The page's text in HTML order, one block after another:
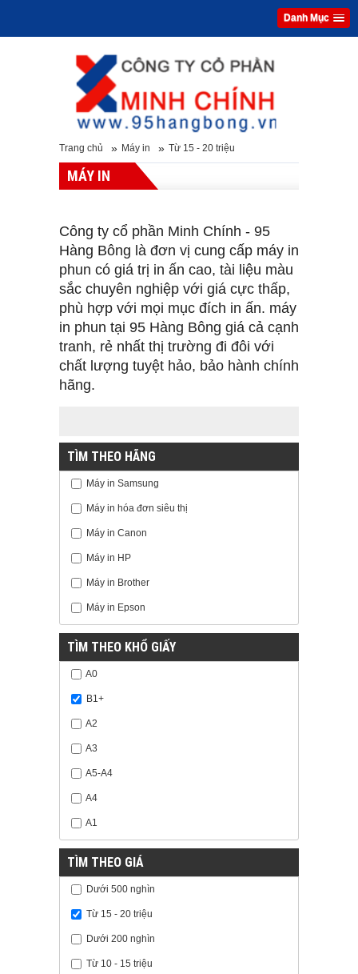
Danh Mục
Trang chủ » Máy in » Từ 15 - 20 triệu
MÁY IN
Công ty cổ phần Minh Chính - 95
Hàng Bông là đơn vị cung cấp máy in
phun có giá trị in ấn cao, tài liệu màu
sắc chuyên nghiệp với giá cực thấp,
phù hợp với mọi mục đích in ấn. máy
in phun tại 95 Hàng Bông giá cả cạnh
tranh, rẻ nhất thị trường đi đôi với
chất lượng tuyệt hảo, bảo hành chính
hãng.
TÌM THEO HÃNG
Máy in Samsung
Máy in hóa đơn siêu thị
Máy in Canon
Máy in HP
Máy in Brother
Máy in Epson
TÌM THEO KHỔ GIẤY
A0
B1+
A2
A3
A5-A4
A4
A1
TÌM THEO GIÁ
Dưới 500 nghìn
Từ 15 - 20 triệu
Dưới 200 nghìn
Từ 10 - 15 triệu